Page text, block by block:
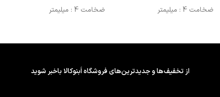
ضخامت 4 : میلیمتر
ویژگی چسب پشت تایل/پنل : فوم
ضخامت 4 : میلیمتر
ویژگی چسب پشت تایل/پنل : فوم
دار
از تخفیف‌ها و جدیدترین‌های فروشگاه اَبنوکالا باخبر شوید